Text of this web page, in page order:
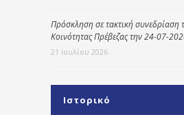
Πρόσκληση σε τακτική συνεδρίαση
Κοινότητας Πρέβεζας την 24-07-
21 Ιουλίου 2026
Ιστορικό